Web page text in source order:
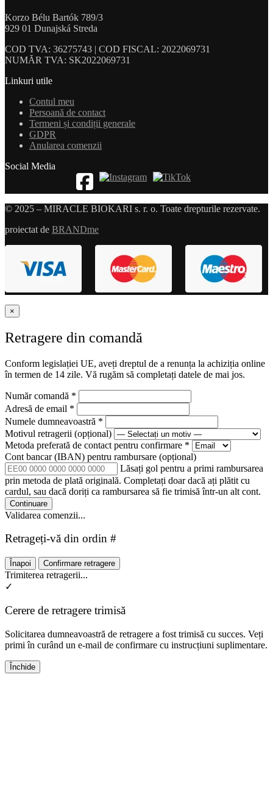
Korzo Bélu Bartók 789/3
929 01 Dunajská Streda
COD TVA: 36275743 | COD FISCAL: 2022069731
NUMĂR TVA: SK2022069731
Linkuri utile
Contul meu
Persoană de contact
Termeni și condiții generale
GDPR
Anularea comenzii
Social Media
© 2025 – MIRACLE BIOKARI s. r. o. Toate drepturile rezervate.
proiectat de BRANDme
×
Retragere din comandă
Conform legislației UE, aveți dreptul de a renunța la achiziția online
în termen de 14 zile. Vă rugăm să completați datele de mai jos.
Număr comandă *
Adresă de email *
Numele dumneavoastră *
Motivul retragerii (opțional)
Metoda preferată de contact pentru confirmare *
Cont bancar (IBAN) pentru rambursare (opțional)
Lăsați gol pentru a primi rambursarea
prin metoda de plată originală. Completați doar dacă ați plătit cu
cardul, sau dacă doriți ca rambursarea să fie trimisă într-un alt cont.
Continuare
Validarea comenzii...
Retrageți-vă din ordin #
Înapoi Confirmare retragere
Trimiterea retragerii...
✓
Cerere de retragere trimisă
Solicitarea dumneavoastră de retragere a fost trimisă cu succes. Veți
primi în curând un e-mail de confirmare cu instrucțiuni suplimentare.
Închide